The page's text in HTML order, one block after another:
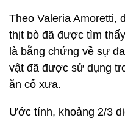
Theo Valeria Amoretti,
thịt bò đã được tìm
là bằng chứng về sự
vật đã được sử dụng
ăn cổ xưa.
Ước tính, khoảng 2/3